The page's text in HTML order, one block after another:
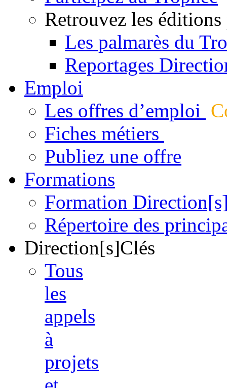
Retrouvez les éditions
Les palmarès du
Reportages
Emploi
Les offres d’emploi
Fiches métiers
Publiez une offre
Formations
Formation
Répertoire des
Direction[s]Clés
Tous
les
appels
à
projets